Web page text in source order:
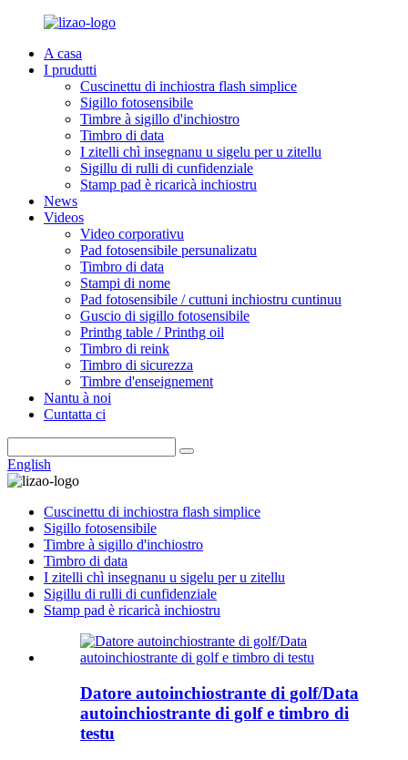
A casa
I prudutti
Cuscinettu di inchiostra flash simplice
Sigillo fotosensibile
Timbre à sigillo d'inchiostro
Timbro di data
I zitelli chì insegnanu u sigelu per u zitellu
Sigillu di rulli di cunfidenziale
Stamp pad è ricaricà inchiostru
News
Videos
Video corporativu
Pad fotosensibile persunalizatu
Timbro di data
Stampi di nome
Pad fotosensibile / cuttuni inchiostru cuntinuu
Guscio di sigillo fotosensibile
Printhg table / Printhg oil
Timbro di reink
Timbro di sicurezza
Timbre d'enseignement
Nantu à noi
Cuntatta ci
English
Cuscinettu di inchiostra flash simplice
Sigillo fotosensibile
Timbre à sigillo d'inchiostro
Timbro di data
I zitelli chì insegnanu u sigelu per u zitellu
Sigillu di rulli di cunfidenziale
Stamp pad è ricaricà inchiostru
Datore autoinchiostrante di golf/Data
autoinchiostrante di golf e timbro di
testu